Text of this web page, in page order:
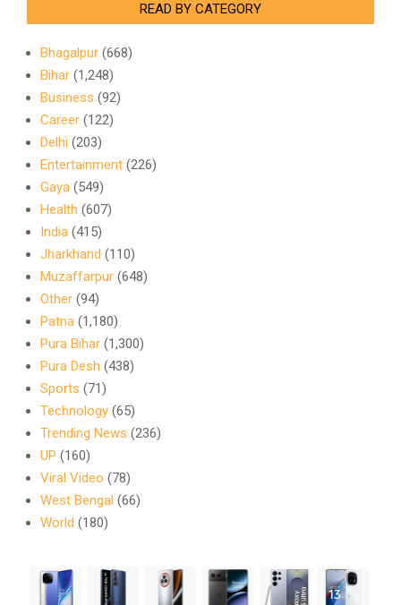
READ BY CATEGORY
Bhagalpur (668)
Bihar (1,248)
Business (92)
Career (122)
Delhi (203)
Entertainment (226)
Gaya (549)
Health (607)
India (415)
Jharkhand (110)
Muzaffarpur (648)
Other (94)
Patna (1,180)
Pura Bihar (1,300)
Pura Desh (438)
Sports (71)
Technology (65)
Trending News (236)
UP (160)
Viral Video (78)
West Bengal (66)
World (180)